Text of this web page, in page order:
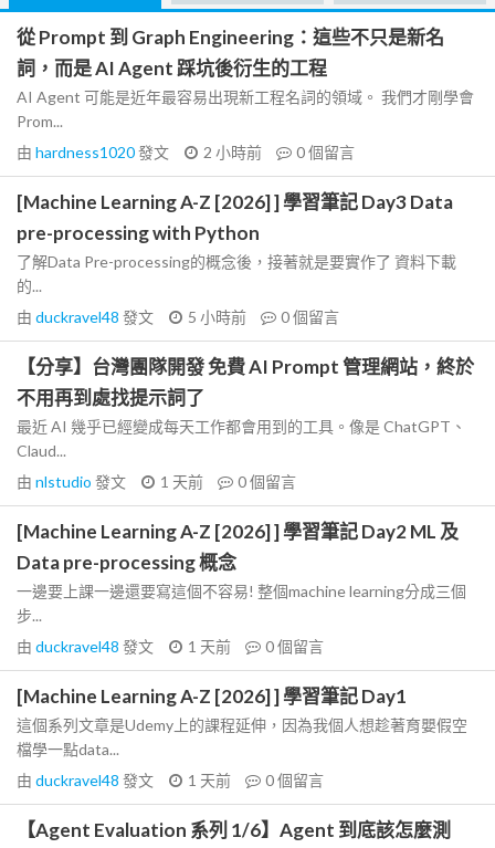
從 Prompt 到 Graph Engineering：這些不只是新名
詞，而是 AI Agent 踩坑後衍生的工程
AI Agent 可能是近年最容易出現新工程名詞的領域。 我們才剛學會
Prom...
由 hardness1020發文 2 小時前 0個留言
[Machine Learning A-Z [2026] ] 學習筆記 Day3 Data
pre-processing with Python
了解Data Pre-processing的概念後，接著就是要實作了 資料下載
的...
由 duckravel48 發文 5 小時前 0個留言
【分享】台灣團隊開發 免費 AI Prompt 管理網站，終於
不用再到處找提示詞了
最近 AI 幾乎已經變成每天工作都會用到的工具。像是 ChatGPT、
Claud...
由 nlstudio 發文 1 天前 0個留言
[Machine Learning A-Z [2026] ] 學習筆記 Day2 ML 及
Data pre-processing 概念
一邊要上課一邊還要寫這個不容易! 整個machine learning分成三個
步...
由 duckravel48 發文 1 天前 0個留言
[Machine Learning A-Z [2026] ] 學習筆記 Day1
這個系列文章是Udemy上的課程延伸，因為我個人想趁著育嬰假空
檔學一點data...
由 duckravel48 發文 1 天前 0個留言
【Agent Evaluation 系列 1/6】Agent 到底該怎麼測